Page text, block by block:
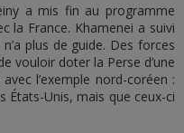
a mis fin au programme
la France. Khamenei a suivi
plus de guide. Des forces
vouloir doter la Perse d’une
l’exemple nord-coréen :
États-Unis, mais que ceux-ci